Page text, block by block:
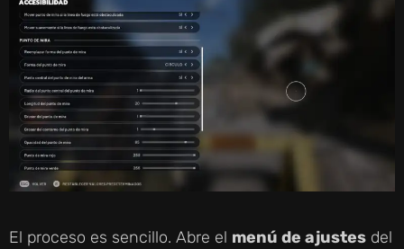
El proceso es sencillo. Abre el menú de ajustes del